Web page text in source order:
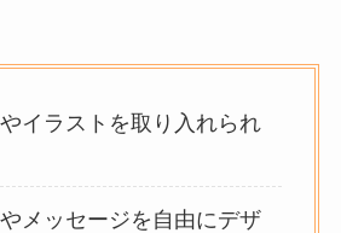
イラストを取り入れられ
メッセージを自由にデザ